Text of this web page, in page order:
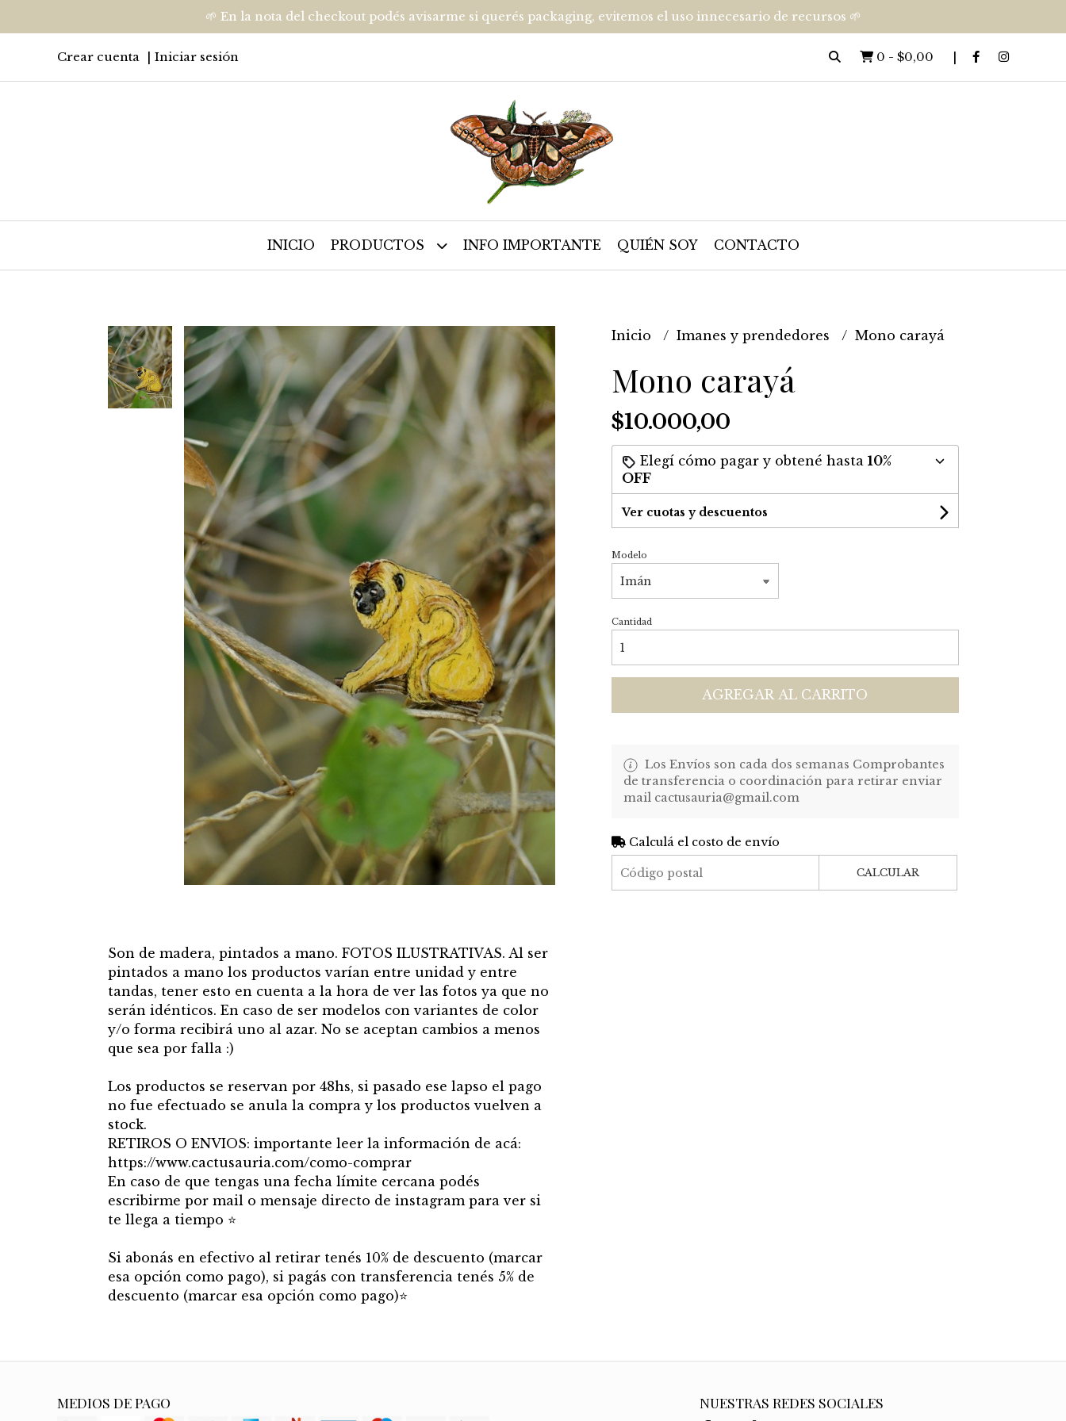
🌱 En la nota del checkout podés avisarme si querés packaging, evitemos el uso innecesario de recursos 🌱
Crear cuenta Iniciar sesión 0 - $0,00
INICIO PRODUCTOS INFO IMPORTANTE QUIÉN SOY CONTACTO
Son de madera, pintados a mano. FOTOS ILUSTRATIVAS. Al ser
pintados a mano los productos varían entre unidad y entre
tandas, tener esto en cuenta a la hora de ver las fotos ya que no
serán idénticos. En caso de ser modelos con variantes de color
y/o forma recibirá uno al azar. No se aceptan cambios a menos
que sea por falla :)
Los productos se reservan por 48hs, si pasado ese lapso el pago
no fue efectuado se anula la compra y los productos vuelven a
stock.
RETIROS O ENVIOS: importante leer la información de acá:
https://www.cactusauria.com/como-comprar
En caso de que tengas una fecha límite cercana podés
escribirme por mail o mensaje directo de instagram para ver si
te llega a tiempo ⭐
Si abonás en efectivo al retirar tenés 10% de descuento (marcar
esa opción como pago), si pagás con transferencia tenés 5% de
descuento (marcar esa opción como pago)⭐
Inicio Imanes y prendedores Mono carayá
Mono carayá
$10.000,00
Elegí cómo pagar y obtené hasta 10%
OFF
Ver cuotas y descuentos
Modelo
Cantidad
AGREGAR AL CARRITO
Los Envíos son cada dos semanas Comprobantes
de transferencia o coordinación para retirar enviar
mail cactusauria@gmail.com
Calculá el costo de envío
CALCULAR
MEDIOS DE PAGO NUESTRAS REDES SOCIALES